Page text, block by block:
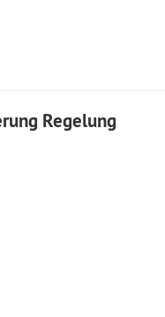
Regelung